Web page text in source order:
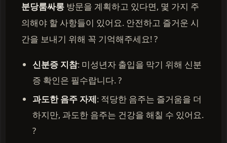
분당룸싸롱 방문을 계획하고 있다면, 몇 가지 주
의해야 할 사항들이 있어요. 안전하고 즐거운 시
간을 보내기 위해 꼭 기억해주세요! ?
신분증 지참: 미성년자 출입을 막기 위해 신분
증 확인은 필수랍니다. ?
과도한 음주 자제: 적당한 음주는 즐거움을 더
하지만, 과도한 음주는 건강을 해칠 수 있어요.
?